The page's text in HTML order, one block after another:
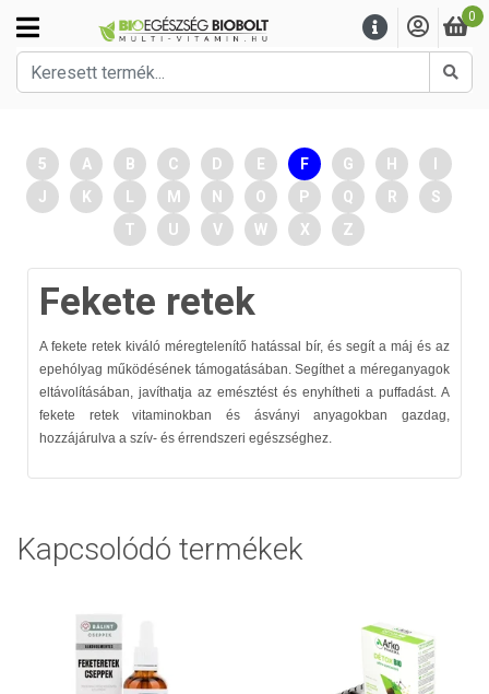
0
5 A B C D E F G H
J
K M N O P Q R
S
T
U V W X Z
Fekete retek
A fekete retek kiváló méregtelenítő hatással bír, és segít a máj és az
epehólyag működésének támogatásában. Segíthet a méreganyagok
eltávolításában, javíthatja az emésztést és enyhítheti a puffadást. A
fekete retek vitaminokban és ásványi anyagokban gazdag,
hozzájárulva a szív- és érrendszeri egészséghez.
Kapcsolódó termékek